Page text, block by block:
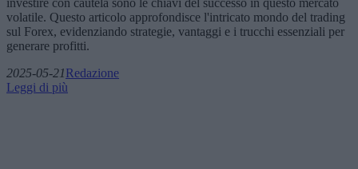
investire con cautela sono le chiavi del successo in questo mercato
volatile. Questo articolo approfondisce l'intricato mondo del trading
sul Forex, evidenziando strategie, vantaggi e i trucchi essenziali per
generare profitti.
2025-05-21Redazione
Leggi di più